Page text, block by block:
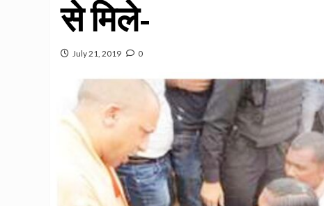
से मिले-
July 21, 2019 0